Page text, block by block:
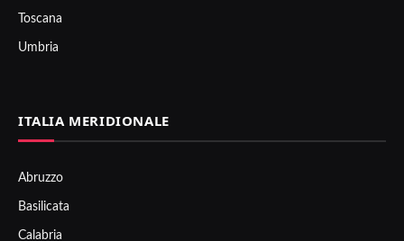
Toscana
Umbria
ITALIA MERIDIONALE
Abruzzo
Basilicata
Calabria